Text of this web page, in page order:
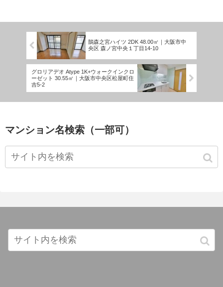
鵲森之宮ハイツ 2DK 48.00㎡｜大阪市中
央区 森ノ宮中央１丁目14-10
グロリアデオ Atype 1K+ウォークインクロ
ーゼット 30.55㎡｜大阪市中央区松屋町住
吉5-2
マンション名検索（一部可）